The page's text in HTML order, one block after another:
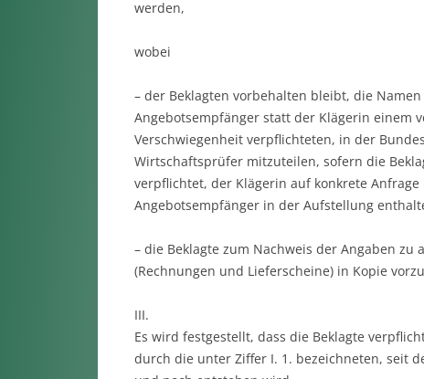
werden,
wobei
– der Beklagten vorbehalten bleibt, die
Angebotsempfänger statt der Klägerin einem
Verschwiegenheit verpflichteten, in der
Wirtschaftsprüfer mitzuteilen, sofern die
verpflichtet, der Klägerin auf konkrete
Angebotsempfänger in der Aufstellung
– die Beklagte zum Nachweis der Angaben
(Rechnungen und Lieferscheine) in Kopie
III.
Es wird festgestellt, dass die Beklagte
durch die unter Ziffer I. 1. bezeichneten, seit